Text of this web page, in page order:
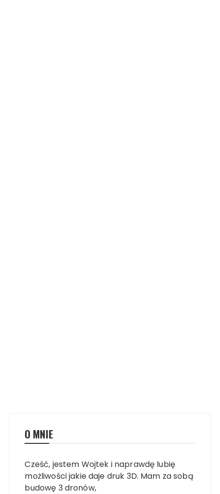
O MNIE
Cześć, jestem Wojtek i naprawdę lubię
możliwości jakie daje druk 3D. Mam za sobą
budowę 3 dronów,